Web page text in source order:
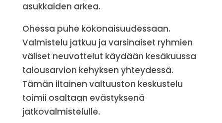
asukkaiden arkea.
Ohessa puhe kokonaisuudessaan.
Valmistelu jatkuu ja varsinaiset ryhmien
väliset neuvottelut käydään kesäkuussa
talousarvion kehyksen yhteydessä.
Tämän iltainen valtuuston keskustelu
toimii osaltaan evästyksenä
jatkovalmistelulle.